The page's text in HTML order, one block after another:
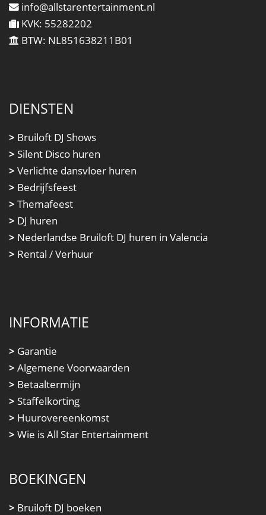
info@allstarentertainment.nl
KVK: 55282202
BTW: NL851638211B01
DIENSTEN
> Bruiloft DJ Shows
> Silent Disco huren
> Verlichte dansvloer huren
> Bedrijfsfeest
> Themafeest
> DJ huren
> Nederlandse Bruiloft DJ huren in Valencia
> Rental / Verhuur
INFORMATIE
> Garantie
> Algemene Voorwaarden
> Betaaltermijn
> Staffelkorting
> Huurovereenkomst
> Wie is All Star Entertainment
BOEKINGEN
> Bruiloft DJ boeken